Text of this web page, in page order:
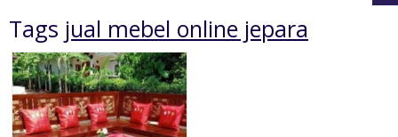
Tags jual mebel online jepara